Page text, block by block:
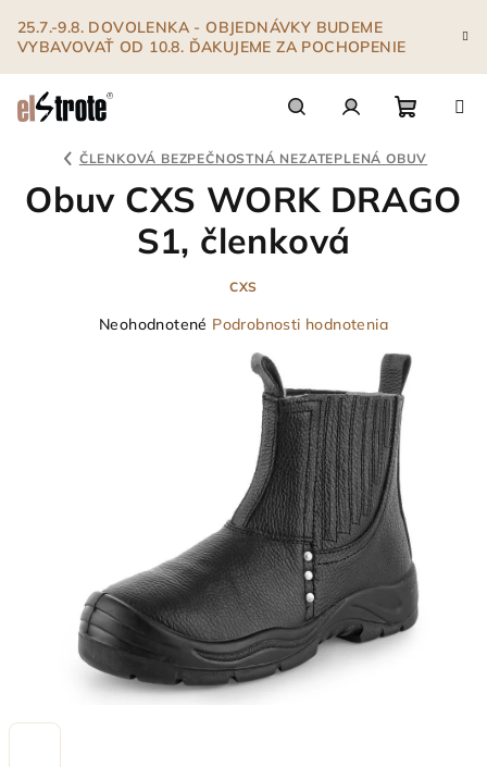
obsah
25.7.-9.8. DOVOLENKA - OBJEDNÁVKY BUDEME
VYBAVOVAŤ OD 10.8. ĎAKUJEME ZA POCHOPENIE
košík
ČLENKOVÁ BEZPEČNOSTNÁ NEZATEPLENÁ OBUV
Obuv CXS WORK DRAGO
S1, členková
CXS
Priemerné
Neohodnotené Podrobnosti hodnotenia